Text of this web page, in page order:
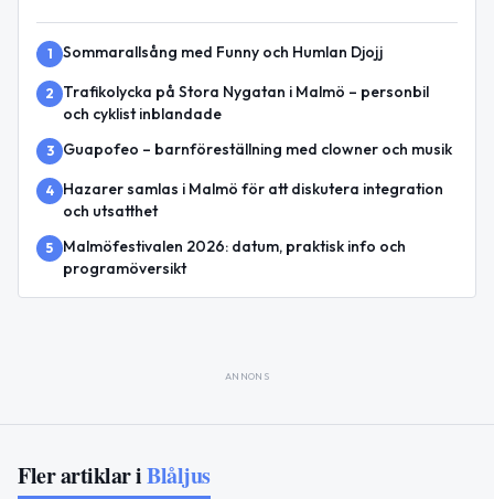
1 Sommarallsång med Funny och Humlan Djojj
2
Trafikolycka på Stora Nygatan i Malmö – personbil
och cyklist inblandade
3 Guapofeo – barnföreställning med clowner och musik
4
Hazarer samlas i Malmö för att diskutera integration
och utsatthet
5
Malmöfestivalen 2026: datum, praktisk info och
programöversikt
ANNONS
Fler artiklar iBlåljus